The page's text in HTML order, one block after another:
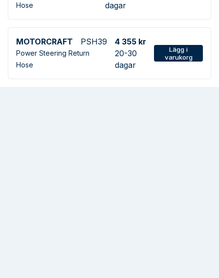
Hose
dagar
MOTORCRAFT PSH39
Power Steering Return
Hose
4 355 kr
20-30
dagar
Lägg i
varukorg